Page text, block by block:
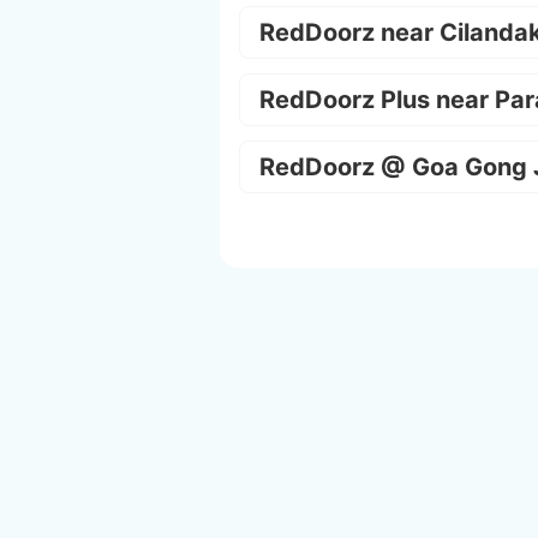
RedDoorz near
RedDoorz Plus near
RedDoorz @ Goa